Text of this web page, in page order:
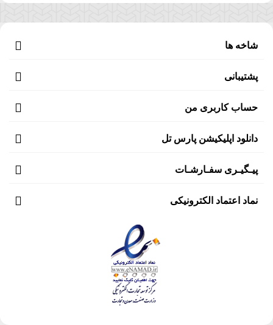
شاخه ها
پشتیبانی
حساب کاربری من
دانلود اپلیکیشن پارس تل
پیـگیـری سفـارشـات
نماد اعتماد الکترونیکی